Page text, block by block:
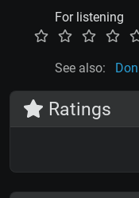
For listening
See also:
Ratings